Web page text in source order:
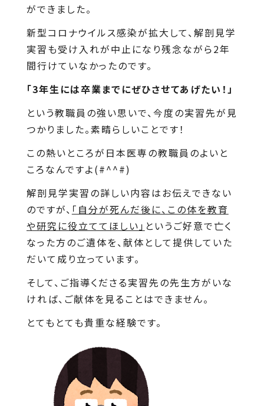
ができました。
新型コロナウイルス感染が拡大して、解剖見学
実習も受け入れが中止になり残念ながら2年
間行けていなかったのです。
「3年生には卒業までにぜひさせてあげたい！」
という教職員の強い思いで、今度の実習先が見
つかりました。素晴らしいことです！
この熱いところが日本医専の教職員のよいと
ころなんですよ(#^^#)
解剖見学実習の詳しい内容はお伝えできない
のですが、 「自分が死んだ後に、この体を教育
や研究に役立ててほしい」 というご好意で亡く
なった方のご遺体を、献体として提供していた
だいて成り立っています。
そして、ご指導くださる実習先の先生方がいな
ければ、ご献体を見ることはできません。
とてもとても貴重な経験です。